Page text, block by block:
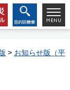
> お知らせ版（平